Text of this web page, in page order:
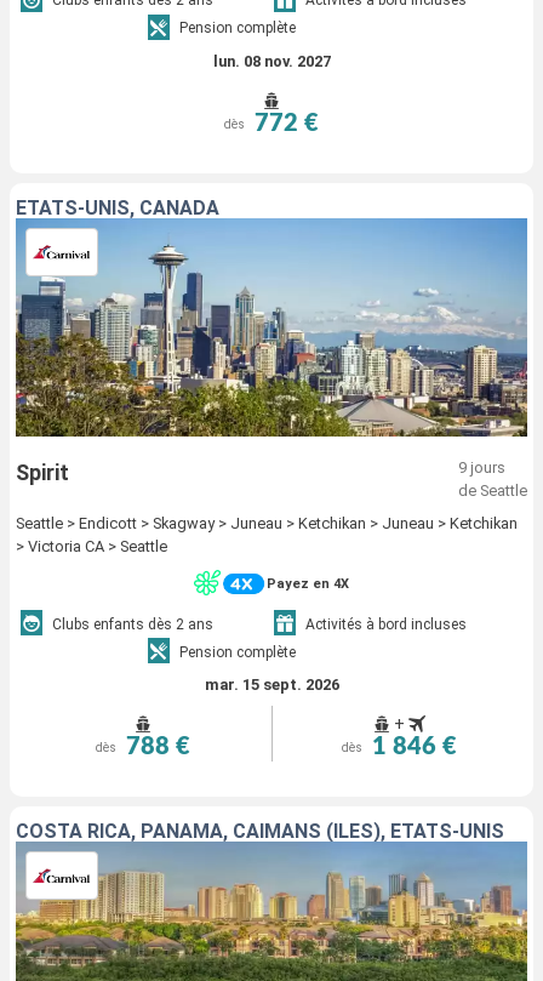
Pension complète
lun. 08 nov. 2027
dès 772 €
ÉTATS-UNIS, CANADA
Spirit
9 jours
de Seattle
Seattle > Endicott > Skagway > Juneau > Ketchikan > Juneau > Ketchikan
> Victoria CA > Seattle
Payez en 4X
Clubs enfants dès 2 ans
Activités à bord incluses
Pension complète
mar. 15 sept. 2026
dès 788 €
+
dès 1 846 €
COSTA RICA, PANAMA, CAÏMANS (ÎLES), ÉTATS-UNIS